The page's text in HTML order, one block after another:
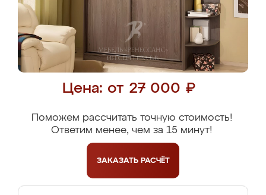
Цена: от 27 000 ₽
Поможем рассчитать точную стоимость!
Ответим менее, чем за 15 минут!
ЗАКАЗАТЬ РАСЧЁТ